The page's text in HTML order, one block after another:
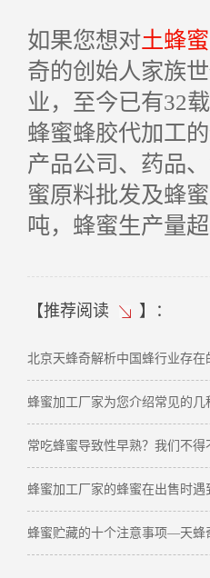
如果您想对土蜂
奇的创始人家族
业，至今已有32
蜂蜜蜂胶代加工
产品公司、药品
蜜原料批发及蜂
吨，蜂蜜生产量
【推荐阅读 】：
北京天蜂奇解析中国蜂行业存在
蜂蜜加工厂家为您介绍常见的几
常吃蜂蜜导致性早熟？我们不得
蜂蜜加工厂家的蜂蜜在出售时遇
蜂蜜贮藏的十个注意事项—天蜂